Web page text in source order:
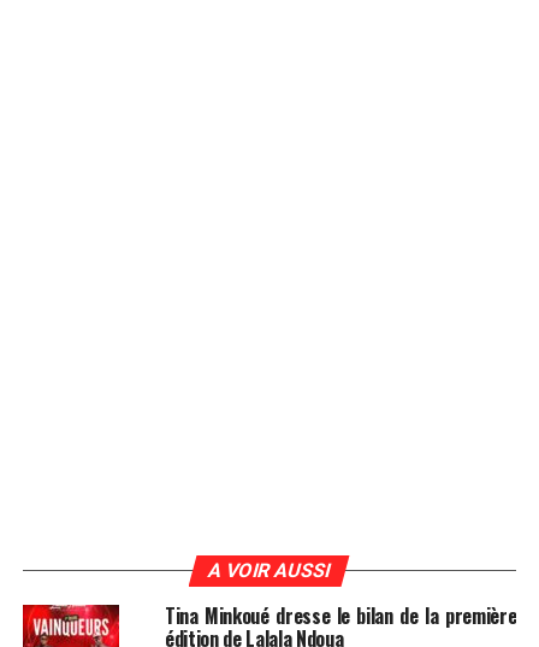
A VOIR AUSSI
Tina Minkoué dresse le bilan de la première
édition de Lalala Ndoua